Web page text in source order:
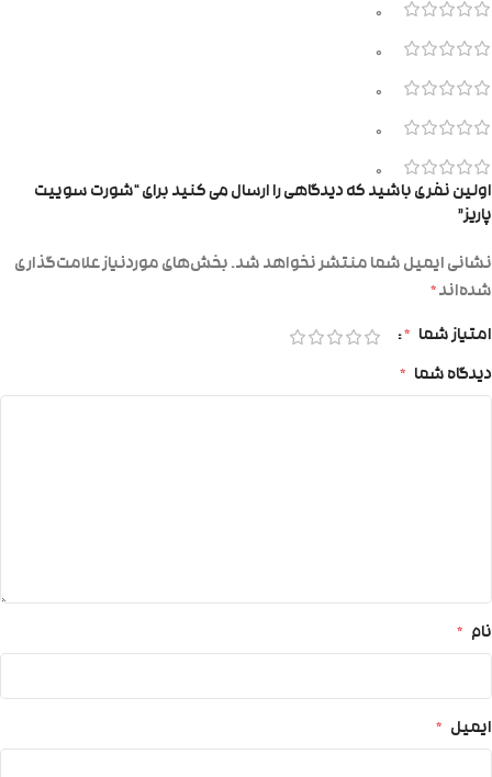
0
0
0
0
0
اولین نفری باشید که دیدگاهی را ارسال می کنید برای “شورت سوییت
پاریز”
نشانی ایمیل شما منتشر نخواهد شد.بخش‌های موردنیاز علامت‌گذاری
شده‌اند*
امتیاز شما *
دیدگاه شما *
نام *
ایمیل *